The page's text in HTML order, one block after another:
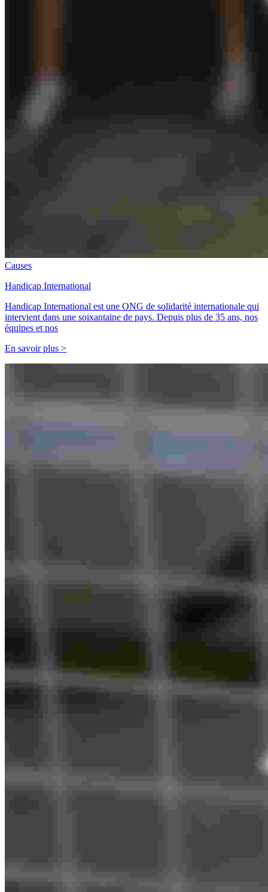
Causes
Handicap International
Handicap International est une ONG de solidarité internationale qui
intervient dans une soixantaine de pays. Depuis plus de 35 ans, nos
équipes et nos
En savoir plus >